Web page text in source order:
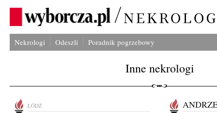
Nekrologi Odeszli Poradnik pogrzebowy
Inne nekrologi
ŁÓDŹ